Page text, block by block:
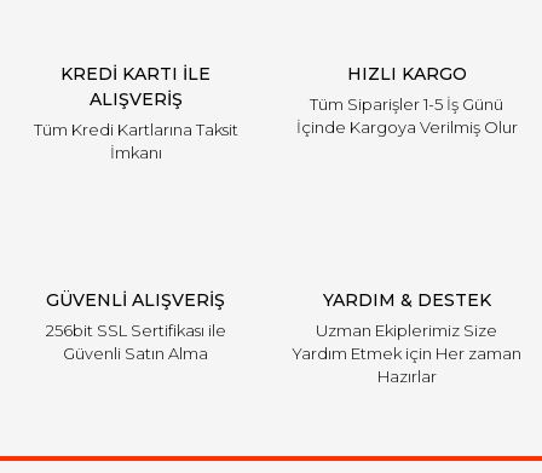
KREDİ KARTI İLE
ALIŞVERİŞ
Tüm Kredi Kartlarına Taksit
İmkanı
HIZLI KARGO
Tüm Siparişler 1-5 İş Günü
İçinde Kargoya Verilmiş Olur
GÜVENLİ ALIŞVERİŞ
256bit SSL Sertifikası ile
Güvenli Satın Alma
YARDIM & DESTEK
Uzman Ekiplerimiz Size
Yardım Etmek için Her zaman
Hazırlar